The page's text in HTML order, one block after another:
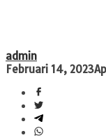
admin
Februari 14, 2023